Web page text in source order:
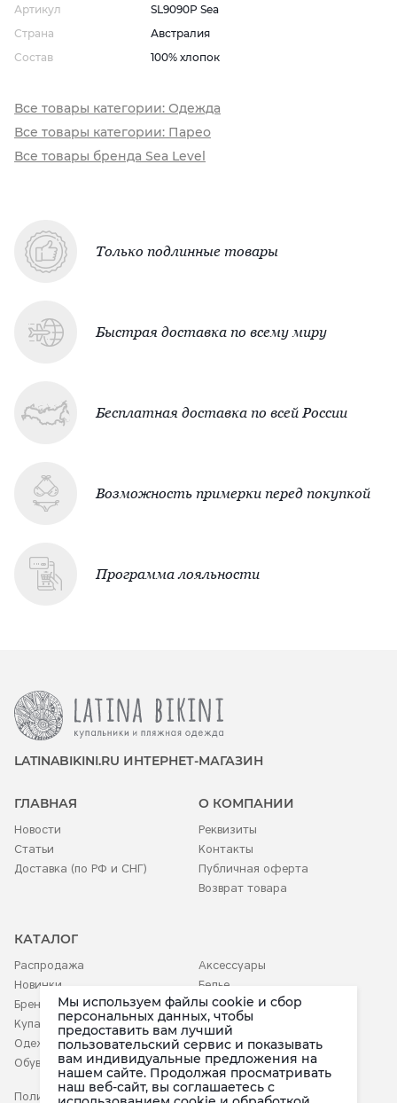
Артикул
SL9090P Sea
Страна
Австралия
Состав
100% хлопок
Все товары категории: Одежда
Все товары категории: Парео
Все товары бренда Sea Level
Только подлинные товары
Быстрая доставка по всему миру
Бесплатная доставка по всей России
Возможность примерки перед покупкой
Программа лояльности
LATINABIKINI.RU ИНТЕРНЕТ-МАГАЗИН
ГЛАВНАЯ
Новости
Статьи
Доставка (по РФ и СНГ)
О КОМПАНИИ
Реквизиты
Контакты
Публичная оферта
Возврат товара
КАТАЛОГ
Распродажа
Новинки
Бренды
Купальники
Одежда
Обувь
Аксессуары
Белье
Детское
Политика конфиденциальности
Мы используем файлы cookie и сбор
персональных данных, чтобы
предоставить вам лучший
пользовательский сервис и показывать
вам индивидуальные предложения на
нашем сайте. Продолжая просматривать
наш веб-сайт, вы соглашаетесь c